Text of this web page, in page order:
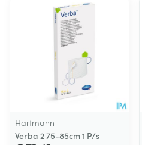
Hartmann
Verba 2 75-85cm 1 P/s